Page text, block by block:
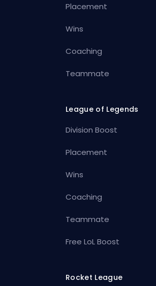
Placement
Wins
Coaching
Teammate
League of Legends
Division Boost
Placement
Wins
Coaching
Teammate
Free LoL Boost
Rocket League